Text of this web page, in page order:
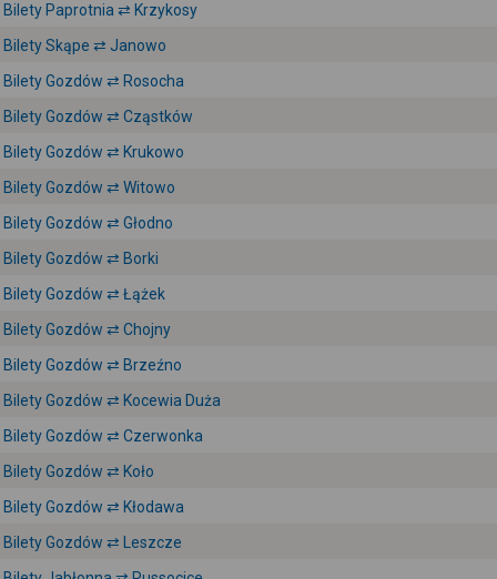
Bilety Paprotnia ⇄ Krzykosy
Bilety Skąpe ⇄ Janowo
Bilety Gozdów ⇄ Rosocha
Bilety Gozdów ⇄ Cząstków
Bilety Gozdów ⇄ Krukowo
Bilety Gozdów ⇄ Witowo
Bilety Gozdów ⇄ Głodno
Bilety Gozdów ⇄ Borki
Bilety Gozdów ⇄ Łążek
Bilety Gozdów ⇄ Chojny
Bilety Gozdów ⇄ Brzeźno
Bilety Gozdów ⇄ Kocewia Duża
Bilety Gozdów ⇄ Czerwonka
Bilety Gozdów ⇄ Koło
Bilety Gozdów ⇄ Kłodawa
Bilety Gozdów ⇄ Leszcze